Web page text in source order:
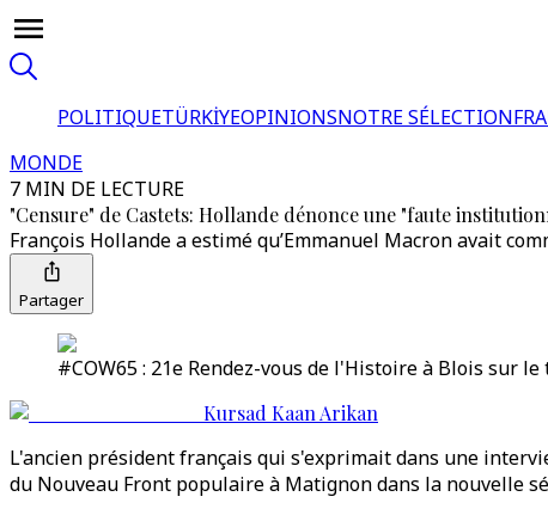
POLITIQUETÜRKİYEOPINIONSNOTRE SÉLECTION
MONDE
7 MIN DE LECTURE
"Censure" de Castets: Hollande dénonce une "faute
François Hollande a estimé qu’Emmanuel Macron avait
Partager
#COW65 : 21e Rendez-vous de l'Histoire à Blois sur
Kursad Kaan Arikan
L'ancien président français qui s'exprimait dans une
du Nouveau Front populaire à Matignon dans la nouvelle